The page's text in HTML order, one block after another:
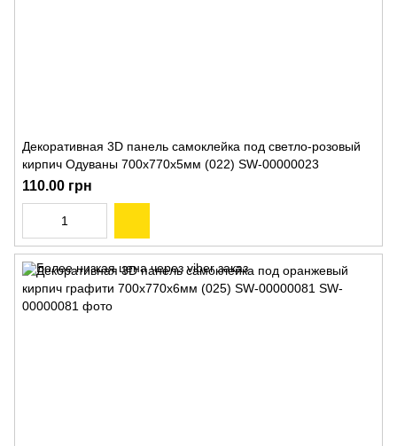
Декоративная 3D панель самоклейка под светло-розовый
кирпич Одуваны 700x770x5мм (022) SW-00000023
110.00 грн